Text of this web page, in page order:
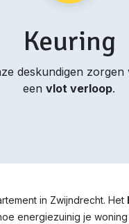
Keuring
deskundigen zorgen
eenvlot verloop.
in Zwijndrecht. Het
energiezuinig je